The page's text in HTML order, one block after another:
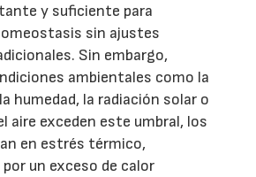
y suficiente para
sin ajustes
Sin embargo,
ambientales como la
humedad, la radiación solar o
aire exceden este umbral, los
en estrés térmico,
un exceso de calor